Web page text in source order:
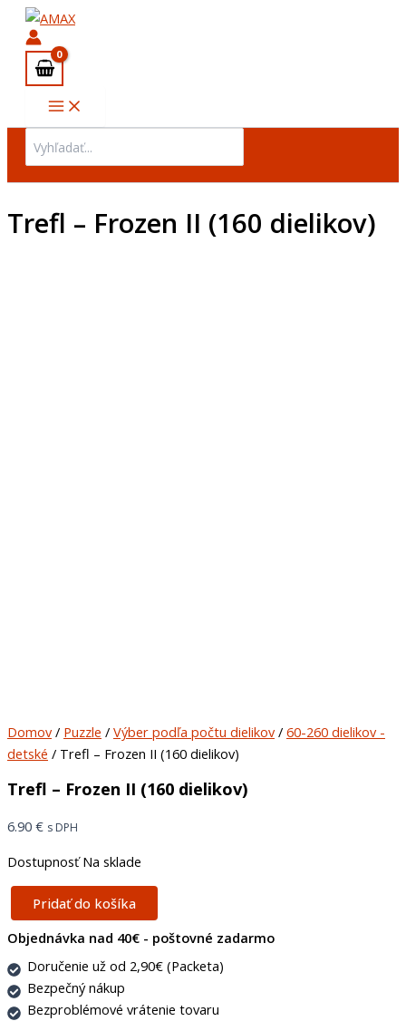
Preskočiť
obsah
for:
Trefl – Frozen II (160 dielikov)
Domov/ Puzzle / Výber podľa počtu dielikov/ 60-260 dielikov -
detské / Trefl – Frozen II (160 dielikov)
Trefl – Frozen II (160 dielikov)
6.90 € s DPH
Dostupnosť Na sklade
množstvo
Trefl
Frozen
dielikov)
Pridať do košíka
Objednávka nad 40€ - poštovné zadarmo
Doručenie už od 2,90€ (Packeta)
Bezpečný nákup
Bezproblémové vrátenie tovaru